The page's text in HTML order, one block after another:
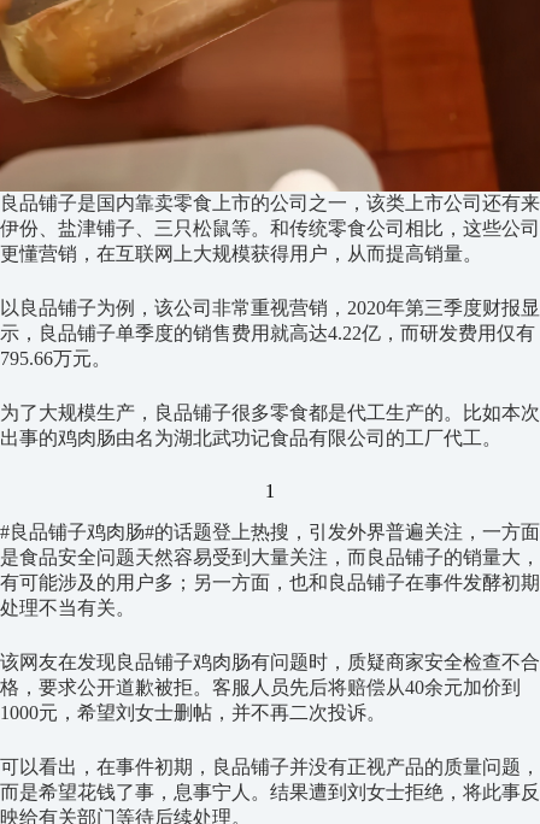
良品铺子是国内靠卖零食上市的公司之一，该类上市公司还有来
伊份、盐津铺子、三只松鼠等。和传统零食公司相比，这些公司
更懂营销，在互联网上大规模获得用户，从而提高销量。
以良品铺子为例，该公司非常重视营销，2020年第三季度财报显
示，良品铺子单季度的销售费用就高达4.22亿，而研发费用仅有
795.66万元。
为了大规模生产，良品铺子很多零食都是代工生产的。比如本次
出事的鸡肉肠由名为湖北武功记食品有限公司的工厂代工。
1
#良品铺子鸡肉肠#的话题登上热搜，引发外界普遍关注，一方面
是食品安全问题天然容易受到大量关注，而良品铺子的销量大，
有可能涉及的用户多；另一方面，也和良品铺子在事件发酵初期
处理不当有关。
该网友在发现良品铺子鸡肉肠有问题时，质疑商家安全检查不合
格，要求公开道歉被拒。客服人员先后将赔偿从40余元加价到
1000元，希望刘女士删帖，并不再二次投诉。
可以看出，在事件初期，良品铺子并没有正视产品的质量问题，
而是希望花钱了事，息事宁人。结果遭到刘女士拒绝，将此事反
映给有关部门等待后续处理。